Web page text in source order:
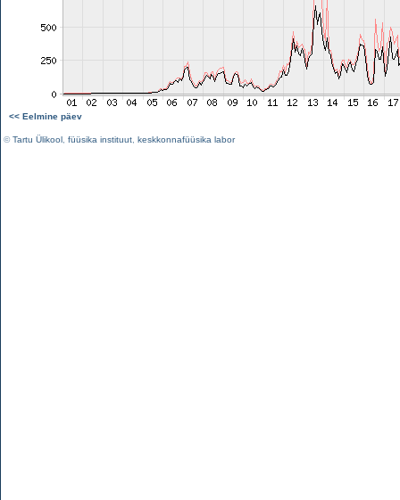
<< Eelmine päev
©Tartu Ülikool füüsika instituut keskkonnafüüsika labor